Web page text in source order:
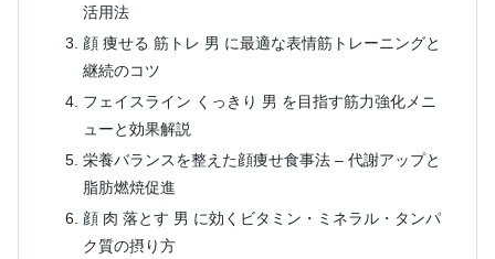
活用法
顔 痩せる 筋トレ 男 に最適な表情筋トレーニングと
継続のコツ
フェイスライン くっきり 男 を目指す筋力強化メニ
ューと効果解説
栄養バランスを整えた顔痩せ食事法 – 代謝アップと
脂肪燃焼促進
顔 肉 落とす 男 に効くビタミン・ミネラル・タンパ
ク質の摂り方